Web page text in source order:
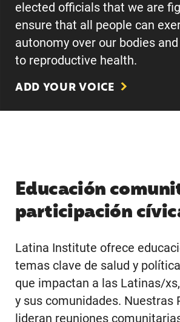
elected officials that we are
ensure that all people can
autonomy over our bodies
to reproductive health.
ADD YOUR VOICE
Educación
participación
Latina Institute ofrece
temas clave de salud y
que impactan a las Latinas/
y sus comunidades. Nuestras
lideran reuniones